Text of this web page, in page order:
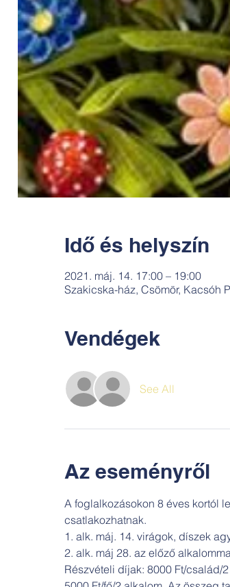
Idő és helyszín
2021. máj. 14. 17:00 – 19:00
Szakicska-ház, Csömör, Kacsóh
Vendégek
See All
Az eseményről
A foglalkozásokon 8 éves kortól
csatlakozhatnak.
1. alk. máj. 14. virágok, díszek
2. alk. máj 28. az előző
Részvételi díjak: 8000 Ft/család/